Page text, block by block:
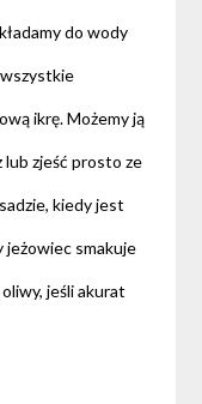
do wody
ikrę. Możemy ją
lub zjeść prosto ze
kiedy jest
smakuje
jeśli akurat